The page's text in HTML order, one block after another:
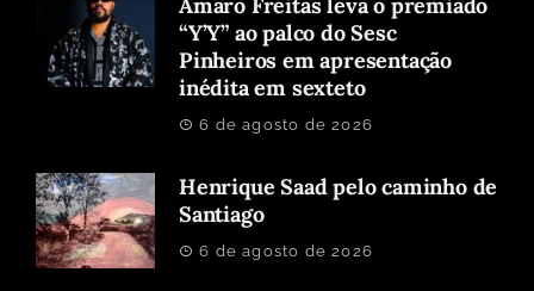
“Y’Y” ao palco do Sesc
Pinheiros em apresentação
inédita em sexteto
6 de agosto de 2026
Henrique Saad pelo caminho de
Santiago
6 de agosto de 2026